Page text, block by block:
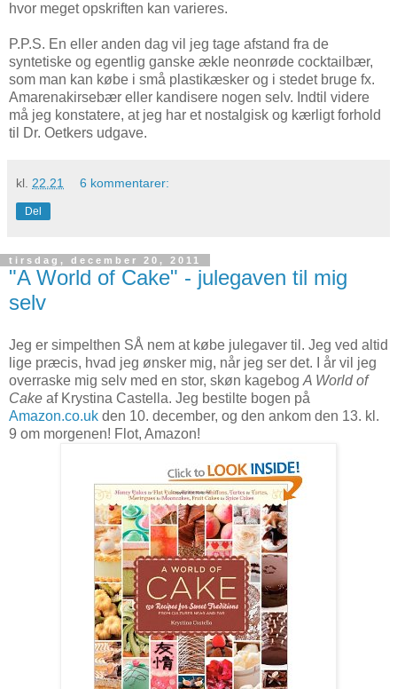
hvor meget opskriften kan varieres.
P.P.S. En eller anden dag vil jeg tage afstand fra de
syntetiske og egentlig ganske ækle neonrøde cocktailbær,
som man kan købe i små plastikæsker og i stedet bruge fx.
Amarenakirsebær eller kandisere nogen selv. Indtil videre
må jeg konstatere, at jeg har et nostalgisk og kærligt forhold
til Dr. Oetkers udgave.
kl. 22.21 6 kommentarer:
Del
tirsdag, december 20, 2011
"A World of Cake" - julegaven til mig
selv
Jeg er simpelthen SÅ nem at købe julegaver til. Jeg ved altid
lige præcis, hvad jeg ønsker mig, når jeg ser det. I år vil jeg
overraske mig selv med en stor, skøn kagebog A World of
Cake af Krystina Castella. Jeg bestilte bogen på
Amazon.co.uk den 10. december, og den ankom den 13. kl.
9 om morgenen! Flot, Amazon!